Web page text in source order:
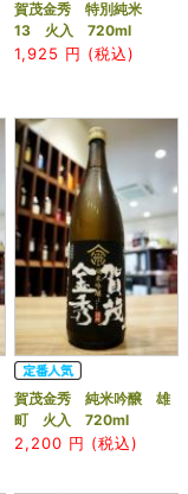
賀茂金秀 特別純米
13 火入 720ml
1,925 円 (税込)
賀茂金秀 純米吟醸 雄
町 火入 720ml
2,200 円 (税込)